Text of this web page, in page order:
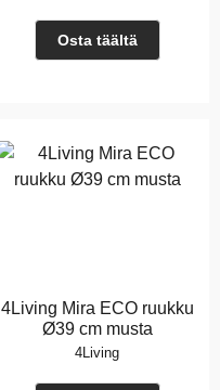
Osta täältä
4Living Mira ECO ruukku
Ø39 cm musta
4Living